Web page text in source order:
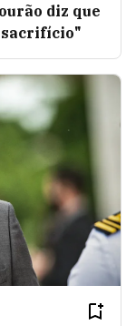
diz que
sacrifício"